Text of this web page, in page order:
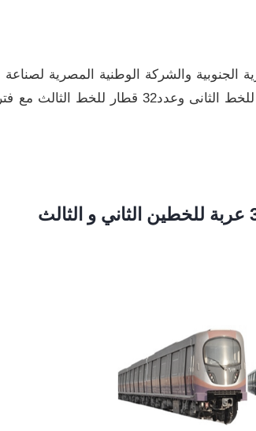
الجنوبية والشركة الوطنية المصرية
صناعة عدد (40) قطار مترو بإجمالى عدد (320 عربة) عدد 8